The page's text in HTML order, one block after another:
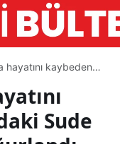
hayatını kaybeden
Sude